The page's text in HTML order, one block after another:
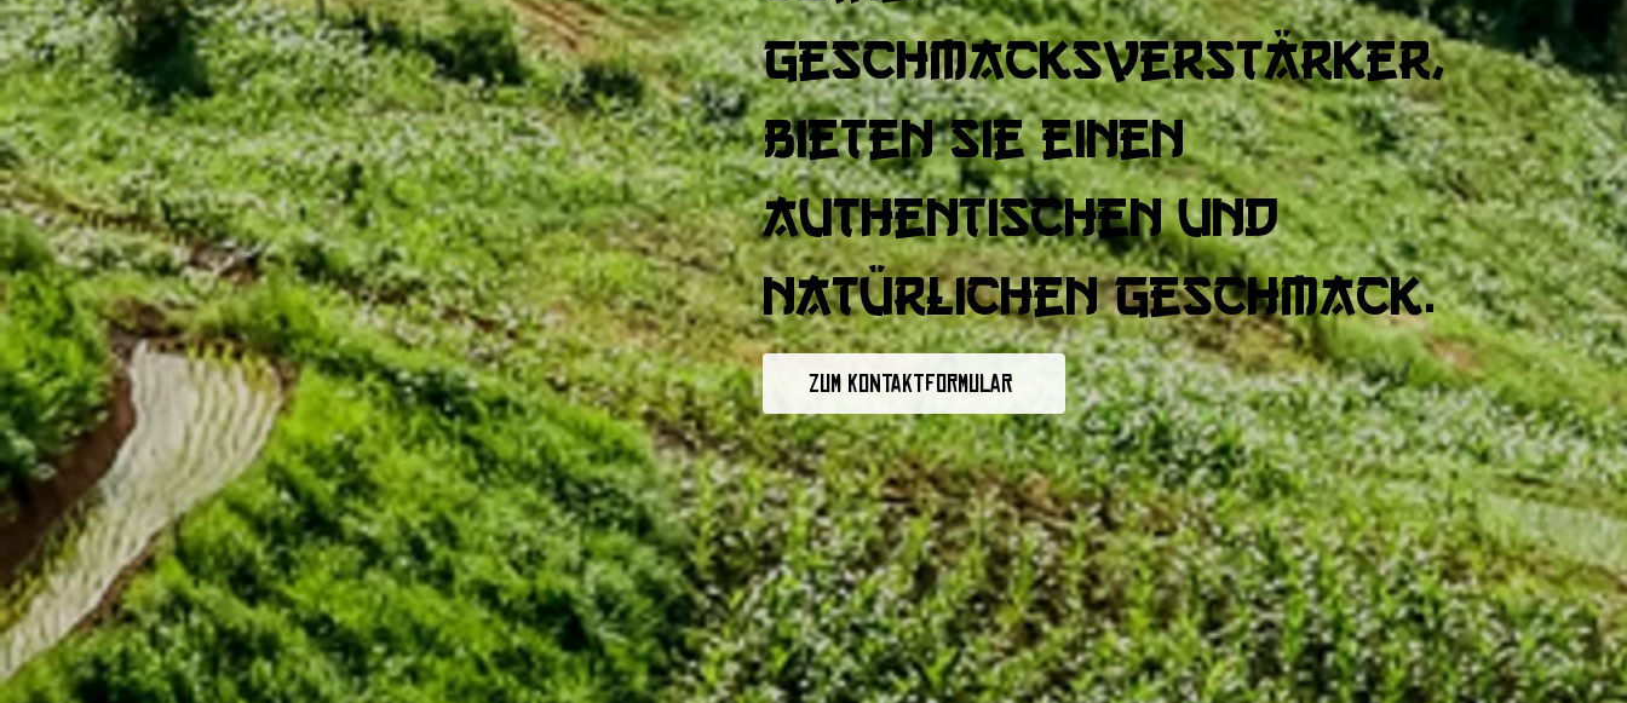
Geschmacksverstärker,
bieten sie einen
authentischen und
natürlichen Geschmack.
Zum Kontaktformular